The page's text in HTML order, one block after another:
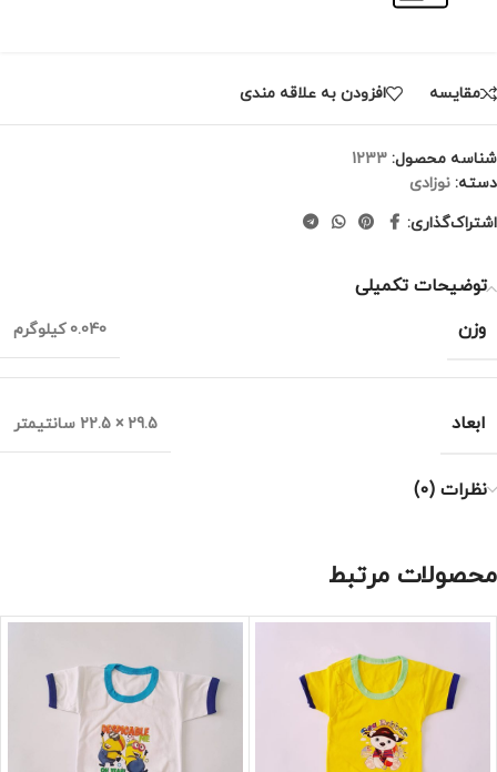
مقايسه افزودن به علاقه مندی
شناسه محصول: 1233
دسته: نوزادی
اشتراک‌گذاری:
توضیحات تکمیلی
وزن
0.040 کیلوگرم
ابعاد 29.5 × 22.5 سانتیمتر
نظرات (0)
محصولات مرتبط